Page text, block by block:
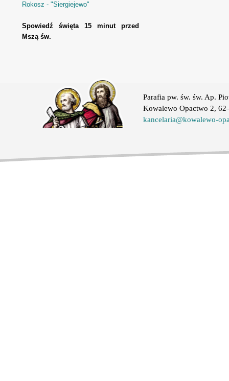
Rokosz - "Siergiejewo"
Spowiedź święta 15 minut przed
Mszą św.
Parafia pw. św. św. Ap.
Kowalewo Opactwo 2,
kancelaria@kowalewo-